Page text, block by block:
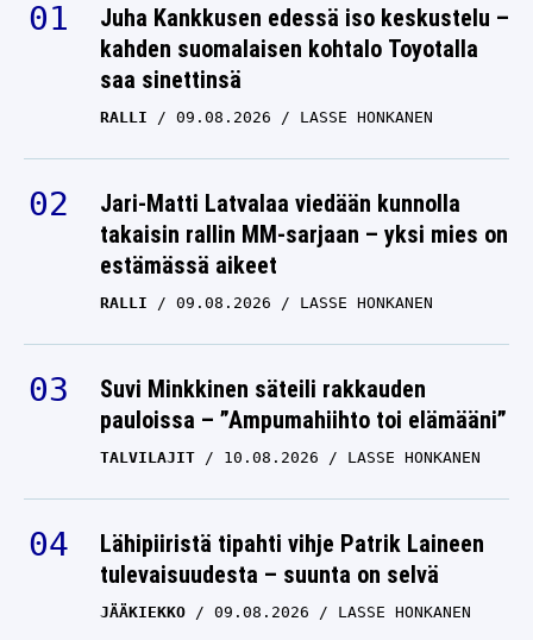
Juha Kankkusen edessä iso keskustelu –
kahden suomalaisen kohtalo Toyotalla
saa sinettinsä
RALLI 09.08.2026 LASSE HONKANEN
Jari-Matti Latvalaa viedään kunnolla
takaisin rallin MM-sarjaan – yksi mies on
estämässä aikeet
RALLI 09.08.2026 LASSE HONKANEN
Suvi Minkkinen säteili rakkauden
pauloissa – ”Ampumahiihto toi elämääni”
TALVILAJIT 10.08.2026 LASSE HONKANEN
Lähipiiristä tipahti vihje Patrik Laineen
tulevaisuudesta – suunta on selvä
JÄÄKIEKKO 09.08.2026 LASSE HONKANEN